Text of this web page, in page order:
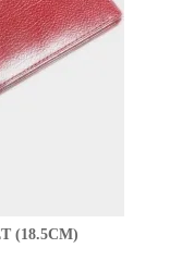
(18.5CM)